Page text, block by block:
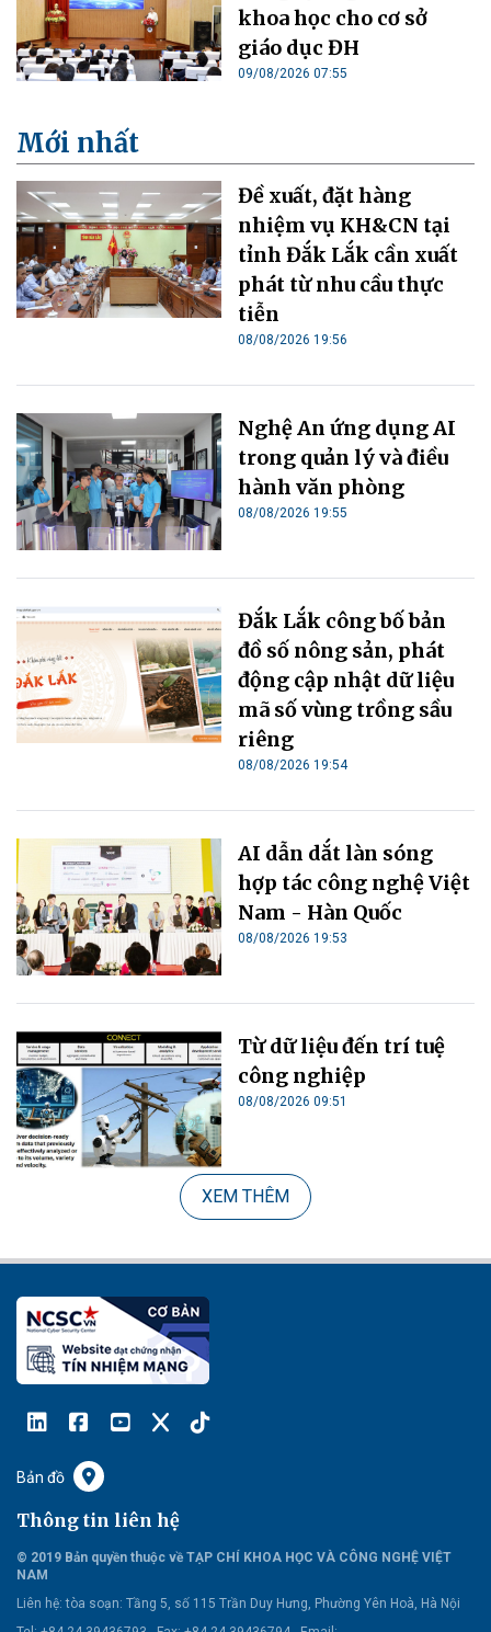
khoa học cho cơ sở
giáo dục ĐH
09/08/2026 07:55
Mới nhất
Đề xuất, đặt hàng
nhiệm vụ KH&CN tại
tỉnh Đắk Lắk cần xuất
phát từ nhu cầu thực
tiễn
08/08/2026 19:56
Nghệ An ứng dụng AI
trong quản lý và điều
hành văn phòng
08/08/2026 19:55
Đắk Lắk công bố bản
đồ số nông sản, phát
động cập nhật dữ liệu
mã số vùng trồng sầu
riêng
08/08/2026 19:54
AI dẫn dắt làn sóng
hợp tác công nghệ Việt
Nam - Hàn Quốc
08/08/2026 19:53
Từ dữ liệu đến trí tuệ
công nghiệp
08/08/2026 09:51
XEM THÊM
Bản đồ
Thông tin liên hệ
© 2019 Bản quyền thuộc về TẠP CHÍ KHOA HỌC VÀ CÔNG NGHỆ VIỆT
NAM
Liên hệ: tòa soạn: Tầng 5, số 115 Trần Duy Hưng, Phường Yên Hoà, Hà Nội